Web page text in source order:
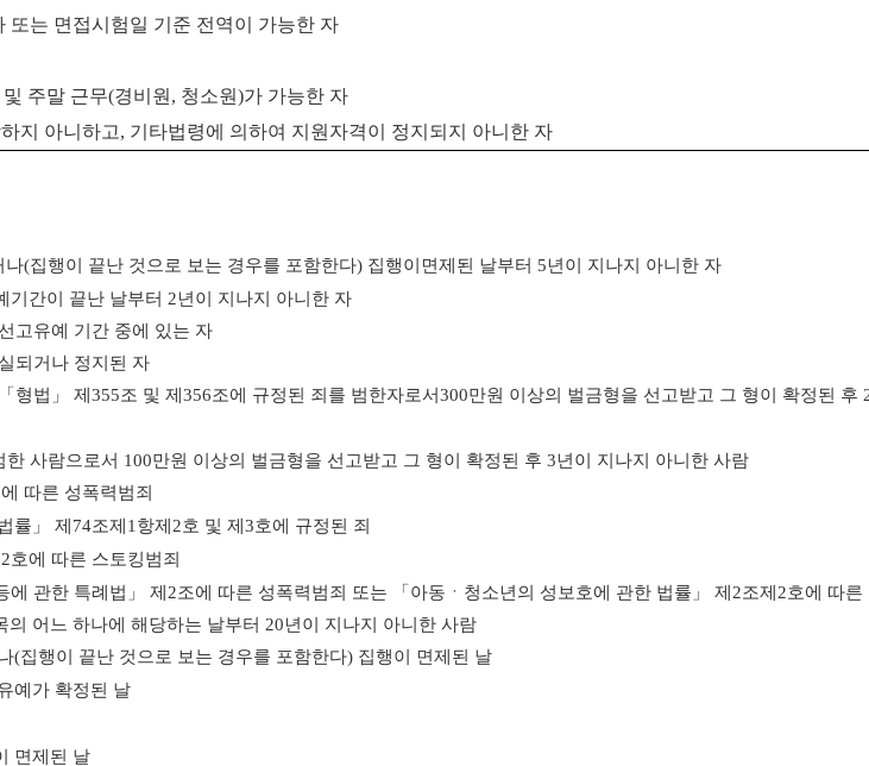
또는 면접시험일 기준 전역이 가능한 자
주말 근무(경비원, 청소원)가 가능한 자
지 아니하고, 기타법령에 의하여 지원자격이 정지되지 아니한 자
나(집행이 끝난 것으로 보는 경우를 포함한다) 집행이 면제된 날부터 5년이 지나지 아니한 자
기간이 끝난 날부터 2년이 지나지 아니한 자
고유예 기간 중에 있는 자
되거나 정지된 자
「 형법 」 제 355조 및 제 356조에 규정된 죄를 범한자로서300만원 이상의 벌금형을 선고받고 그 형이 확정된 후
사람으로서 100만원 이상의 벌금형을 선고받고 그 형이 확정된 후 3년이 지나지 아니한 사람
따른 성폭력범죄
률 」 제 74조제 1 항제 2호 및 제 3호에 규정된 죄
2호에 따른 스토킹범죄
에 관한 특례법 」 제 2조에 따른 성폭력범죄 또는 「 아동ㆍ청소년의 성보호에 관한 법률 」 제 2조제 2호에 따른
어느 하나에 해당하는 날부터 20년이 지나지 아니한 사람
(집행이 끝난 것으로 보는 경우를 포함한다) 집행이 면제된 날
예가 확정된 날
면제된 날